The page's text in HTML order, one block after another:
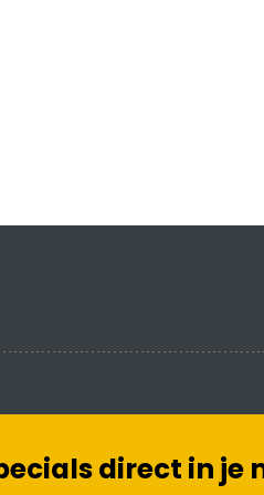
direct in je